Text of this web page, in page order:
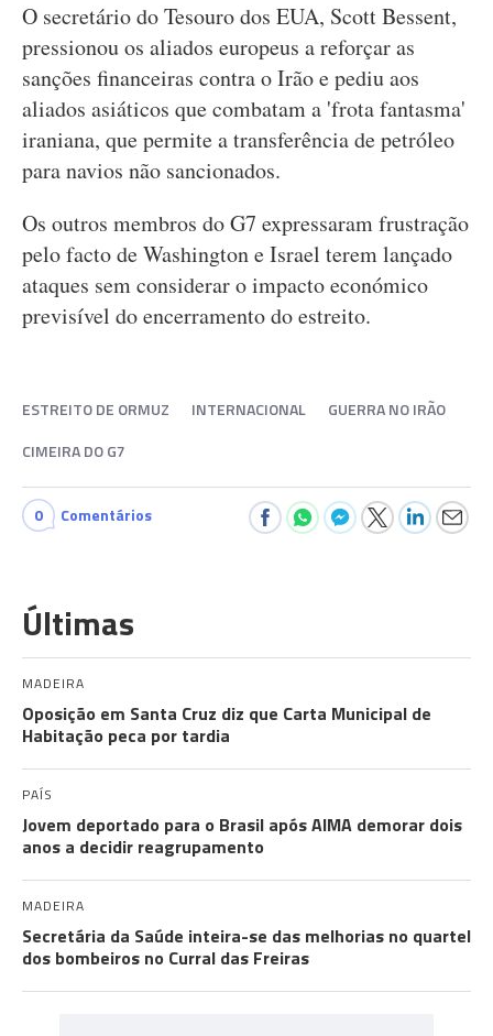
O secretário do Tesouro dos EUA, Scott Bessent,
pressionou os aliados europeus a reforçar as
sanções financeiras contra o Irão e pediu aos
aliados asiáticos que combatam a 'frota fantasma'
iraniana, que permite a transferência de petróleo
para navios não sancionados.
Os outros membros do G7 expressaram frustração
pelo facto de Washington e Israel terem lançado
ataques sem considerar o impacto económico
previsível do encerramento do estreito.
ESTREITO DE ORMUZ INTERNACIONAL
GUERRA NO IRÃO
CIMEIRA DO G7
0 Comentários
Últimas
MADEIRA
Oposição em Santa Cruz diz que Carta Municipal de
Habitação peca por tardia
PAÍS
Jovem deportado para o Brasil após AIMA demorar dois
anos a decidir reagrupamento
MADEIRA
Secretária da Saúde inteira-se das melhorias no quartel
dos bombeiros no Curral das Freiras